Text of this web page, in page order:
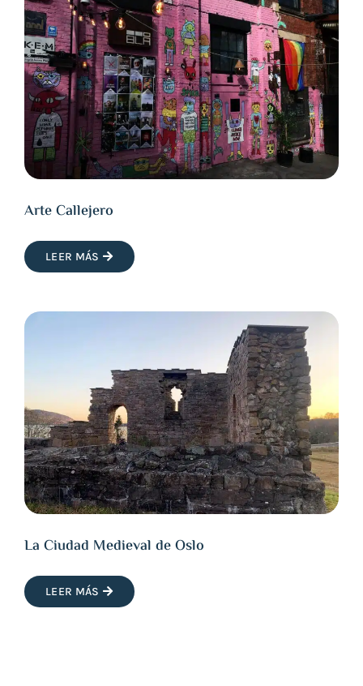
Arte Callejero
LEER MÁS
La Ciudad Medieval de Oslo
LEER MÁS